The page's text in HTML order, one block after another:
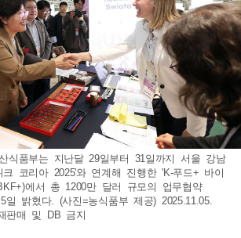
식품부는 지난달 29일부터 31일까지 서울 강남
크 코리아 2025'와 연계해 진행한 'K-푸드+ 바이
에서 총 1200만 달러 규모의 업무협약
일 밝혔다. (사진=농식품부 제공) 2025.11.05.
판매 및 DB 금지